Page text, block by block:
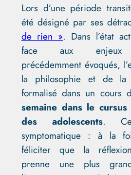
Lors d’une période
été désigné par ses
de rien ». Dans l’état
face aux enjeux
précédemment évoqués,
la philosophie et de la
formalisé dans un cours
semaine dans le
des adolescents.
symptomatique : à la
féliciter que la
prenne une plus